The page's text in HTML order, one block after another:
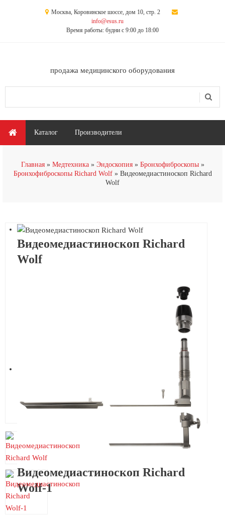
Москва, Коровинское шоссе, дом 10, стр. 2
info@esus.ru
Время работы: будни с 9:00 до 18:00
продажа медицинского оборудования
Главное меню
Каталог Производители
Главная Медтехника Эндоскопия
Бронхофиброскопы
Бронхофиброскопы Richard Wolf
Видеомедиастиноскоп Richard
Wolf
Видеомедиастиноскоп Richard
Wolf
Видеомедиастиноскоп Richard
Wolf-1